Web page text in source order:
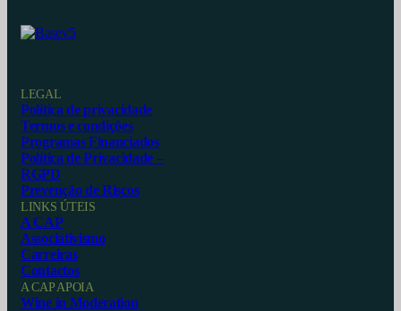
LEGAL
Política de privacidade
Termos e condições
Programas Financiados
Política de Privacidade –
RGPD
Prevenção de Riscos
LINKS ÚTEIS
A CAP
Associativismo
Carreiras
Contactos
A CAP APOIA
Wine in Moderation